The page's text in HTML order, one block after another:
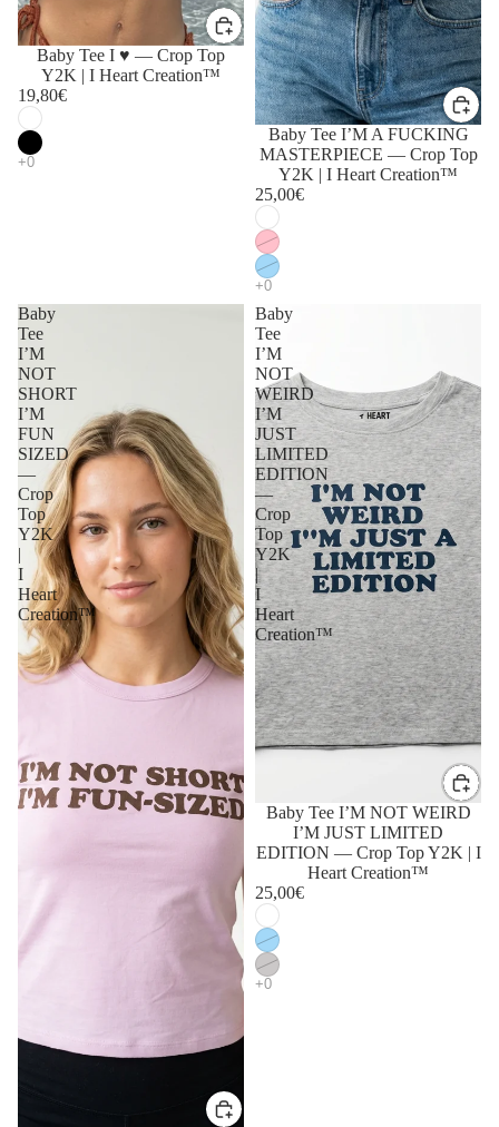
Baby Tee I ♥ — Crop Top
Y2K | I Heart Creation™
19,80€
Baby Tee I’M A FUCKING
MASTERPIECE — Crop Top
Y2K | I Heart Creation™
25,00€
Baby
Tee
I’M
NOT
SHORT
I’M
FUN
SIZED
—
Crop
Top
Y2K
|
I
Heart
Creation™
Baby
Tee
I’M
NOT
WEIRD
I’M
JUST
LIMITED
EDITION
—
Crop
Top
Y2K
|
I
Heart
Creation™
Baby Tee I’M NOT WEIRD
I’M JUST LIMITED
EDITION — Crop Top Y2K | I
Heart Creation™
25,00€